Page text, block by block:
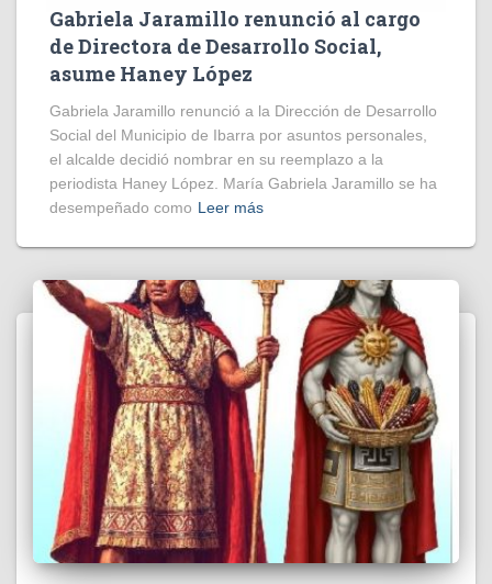
Gabriela Jaramillo renunció al cargo
de Directora de Desarrollo Social,
asume Haney López
Gabriela Jaramillo renunció a la Dirección de Desarrollo
Social del Municipio de Ibarra por asuntos personales,
el alcalde decidió nombrar en su reemplazo a la
periodista Haney López. María Gabriela Jaramillo se ha
desempeñado como Leer más